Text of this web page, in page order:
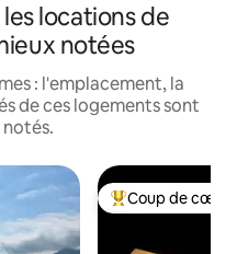
locations de
notées
: l'emplacement, la
de ces logements sont
Coup de cœur
Coup de cœur